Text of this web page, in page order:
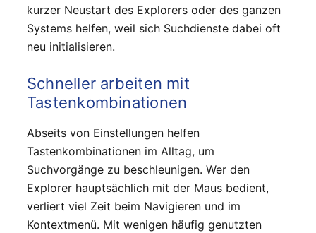
kurzer Neustart des Explorers oder des ganzen
Systems helfen, weil sich Suchdienste dabei oft
neu initialisieren.
Schneller arbeiten mit
Tastenkombinationen
Abseits von Einstellungen helfen
Tastenkombinationen im Alltag, um
Suchvorgänge zu beschleunigen. Wer den
Explorer hauptsächlich mit der Maus bedient,
verliert viel Zeit beim Navigieren und im
Kontextmenü. Mit wenigen häufig genutzten